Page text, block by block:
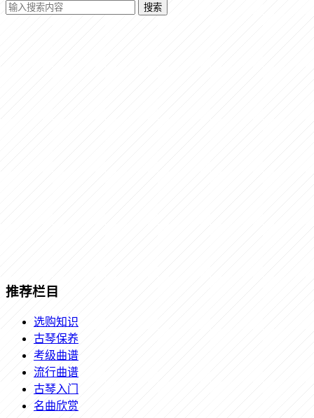
搜索
推荐栏目
选购知识
古琴保养
考级曲谱
流行曲谱
古琴入门
名曲欣赏